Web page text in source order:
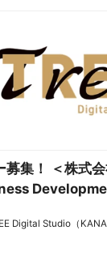
募集！ ＜株式
Digital Studio（